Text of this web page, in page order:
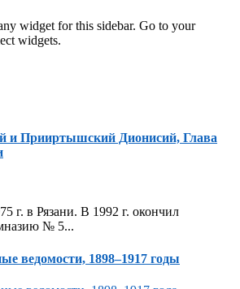
widget for this sidebar. Go to your
widgets.
и Прииртышский Дионисий, Глава
г. в Рязани. В 1992 г. окончил
№ 5...
ведомости, 1898–1917 годы